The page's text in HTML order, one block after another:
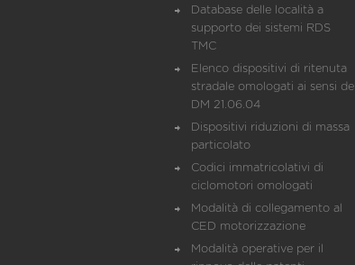
Database delle località a
supporto dei sistemi RDS
TMC
Elenco dispositivi di ritenuta
stradale omologati ai sensi del
DM 21.06.04
Dispositivi riduzioni di massa
particolato
Codici immatricolativi di
ciclomotori omologati
Modalità di collegamento al
CED motorizzazione
Modalità operative per il